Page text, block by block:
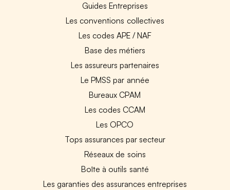
Guides Entreprises
Les conventions collectives
Les codes APE / NAF
Base des métiers
Les assureurs partenaires
Le PMSS par année
Bureaux CPAM
Les codes CCAM
Les OPCO
Tops assurances par secteur
Réseaux de soins
Boîte à outils santé
Les garanties des assurances entreprises